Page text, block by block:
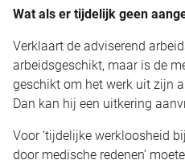
Wat als er tijdelijk geen
Verklaart de adviserend
arbeidsgeschikt, maar is de
geschikt om het werk uit zijn
Dan kan hij een uitkering
Voor ‘tijdelijke werkloosheid
door medische redenen’